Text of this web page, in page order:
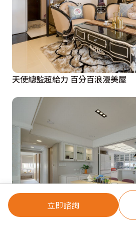
立即諮詢
天使總監超給力 百分百浪漫美屋